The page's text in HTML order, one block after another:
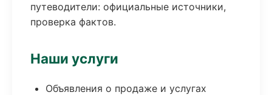
путеводители: официальные источники,
проверка фактов.
Наши услуги
Объявления о продаже и услугах